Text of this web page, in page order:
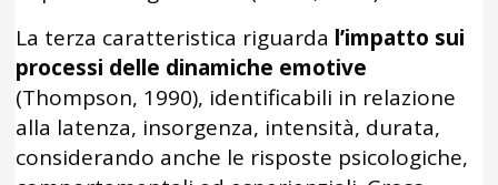
La terza caratteristica riguarda l’impatto sui
processi delle dinamiche emotive
(Thompson, 1990), identificabili in relazione
alla latenza, insorgenza, intensità, durata,
considerando anche le risposte psicologiche,